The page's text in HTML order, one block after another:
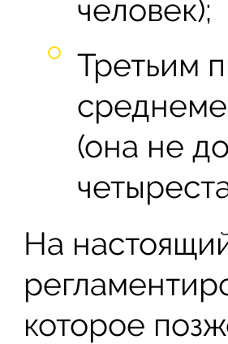
человек);
Третьим
(она не
На
которое